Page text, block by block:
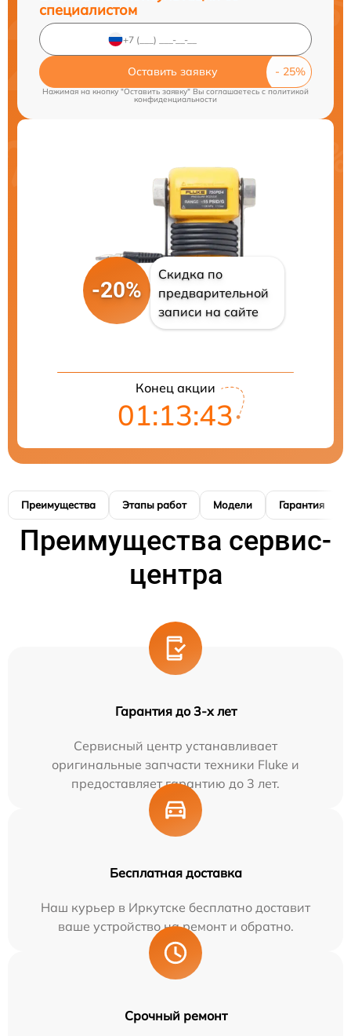
специалистом
Оставить заявку
Нажимая на кнопку "Оставить заявку" Вы соглашаетесь cполитикой
конфиденциальности
-20%
Скидка по
предварительной
записи на сайте
Конец акции
01:13:42
Преимущества Этапы работ Модели Гарантия
Преимущества сервис-
центра
Гарантия до 3-х лет
Сервисный центр устанавливает
оригинальные запчасти техники Fluke и
предоставляет гарантию до 3 лет.
Бесплатная доставка
Наш курьер в Иркутске бесплатно доставит
ваше устройство на ремонт и обратно.
Срочный ремонт